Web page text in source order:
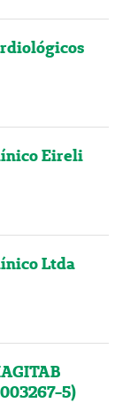
Eireli
Ltda
5)